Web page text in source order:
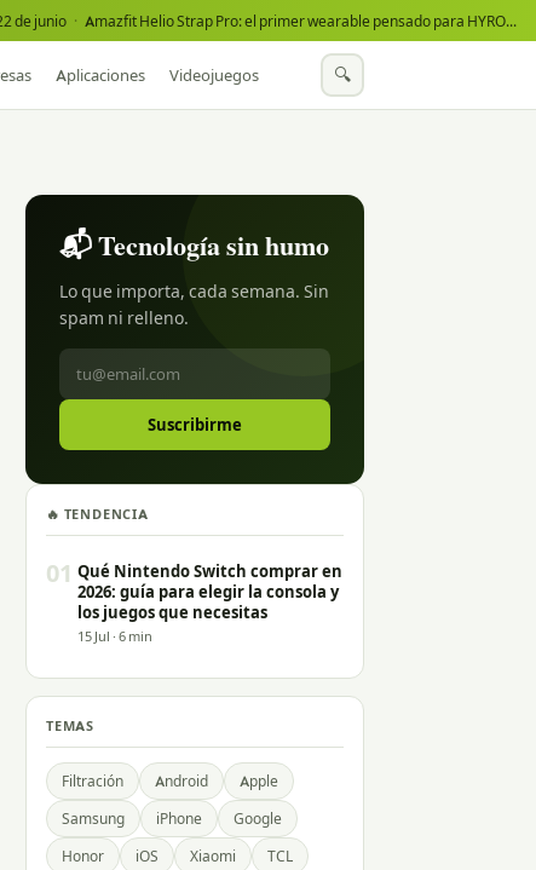
de junio · Amazfit Helio Strap Pro: el primer wearable pensado para HYROX
Aplicaciones Videojuegos 🔍
📬 Tecnología sin humo
Lo que importa, cada semana. Sin
spam ni relleno.
Suscribirme
🔥 TENDENCIA
01 Qué Nintendo Switch comprar en
2026: guía para elegir la consola y
los juegos que necesitas
15 Jul · 6 min
TEMAS
Filtración Android Apple
Samsung iPhone Google
Honor iOS Xiaomi TCL